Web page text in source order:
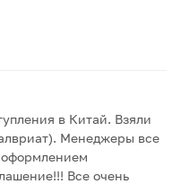
в Китай. Взяли
Менеджеры все
оформлением
Все очень